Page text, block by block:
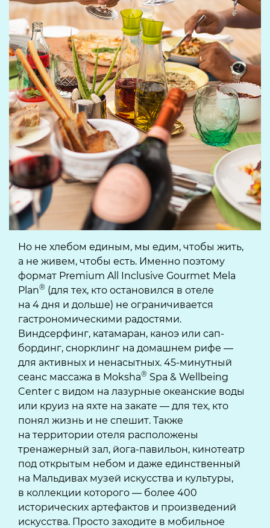
Но не хлебом единым, мы едим, чтобы жить,
а не живем, чтобы есть. Именно поэтому
формат Premium All Inclusive Gourmet Mela
Plan® (для тех, кто остановился в отеле
на 4 дня и дольше) не ограничивается
гастрономическими радостями.
Виндсерфинг, катамаран, каноэ или сап-
бординг, снорклинг на домашнем рифе —
для активных и ненасытных. 45-минутный
сеанс массажа в Moksha® Spa & Wellbeing
Center с видом на лазурные океанские воды
или круиз на яхте на закате — для тех, кто
понял жизнь и не спешит. Также
на территории отеля расположены
тренажерный зал, йога-павильон, кинотеатр
под открытым небом и даже единственный
на Мальдивах музей искусства и культуры,
в коллекции которого — более 400
исторических артефактов и произведений
искусства. Просто заходите в мобильное